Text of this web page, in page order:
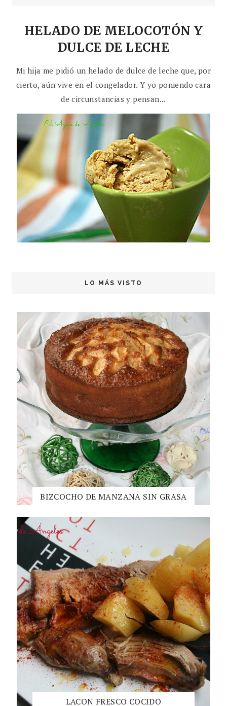
HELADO DE MELOCOTÓN Y
DULCE DE LECHE
Mi hija me pidió un helado de dulce de leche que, por
cierto, aún vive en el congelador. Y yo poniendo cara
de circunstancias y pensan...
LO MÁS VISTO
BIZCOCHO DE MANZANA SIN GRASA
LACON FRESCO COCIDO